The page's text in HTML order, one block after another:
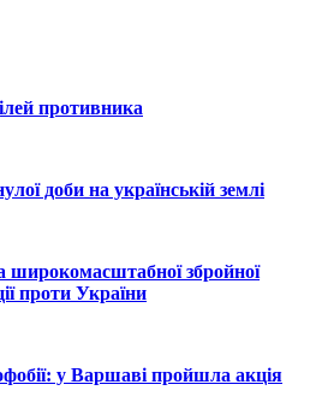
противника
доби на українській землі
широкомасштабної збройної
проти України
у Варшаві пройшла акція